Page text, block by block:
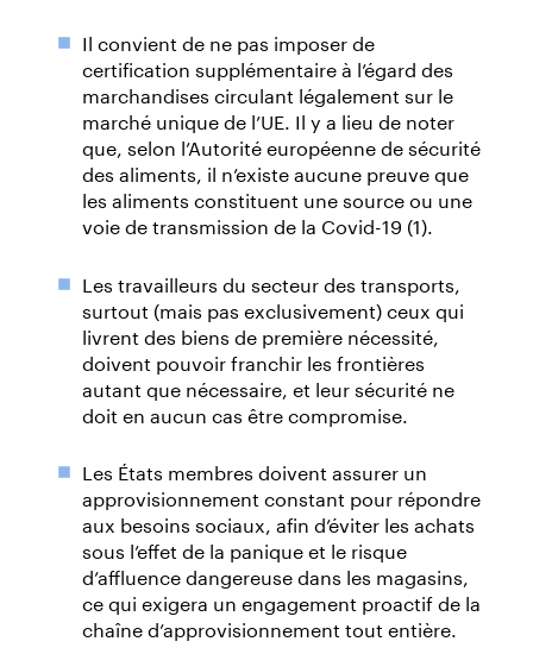
Il convient de ne pas imposer de
certification supplémentaire à l’égard des
marchandises circulant légalement sur le
marché unique de l’UE. Il y a lieu de noter
que, selon l’Autorité européenne de sécurité
des aliments, il n’existe aucune preuve que
les aliments constituent une source ou une
voie de transmission de la Covid-19 (1).
Les travailleurs du secteur des transports,
surtout (mais pas exclusivement) ceux qui
livrent des biens de première nécessité,
doivent pouvoir franchir les frontières
autant que nécessaire, et leur sécurité ne
doit en aucun cas être compromise.
Les États membres doivent assurer un
approvisionnement constant pour répondre
aux besoins sociaux, afin d’éviter les achats
sous l’effet de la panique et le risque
d’affluence dangereuse dans les magasins,
ce qui exigera un engagement proactif de la
chaîne d’approvisionnement tout entière.